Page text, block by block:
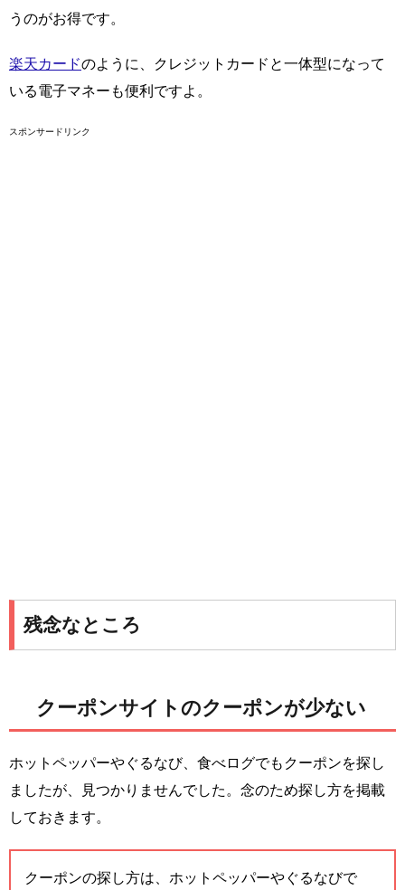
うのがお得です。
楽天カードのように、クレジットカードと一体型になって
いる電子マネーも便利ですよ。
スポンサードリンク
残念なところ
クーポンサイトのクーポンが少ない
ホットペッパーやぐるなび、食べログでもクーポンを探し
ましたが、見つかりませんでした。念のため探し方を掲載
しておきます。
クーポンの探し方は、ホットペッパーやぐるなびで